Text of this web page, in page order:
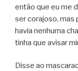
então que eu me
ser corajoso, mas
havia nenhuma
tinha que avisar
Disse ao